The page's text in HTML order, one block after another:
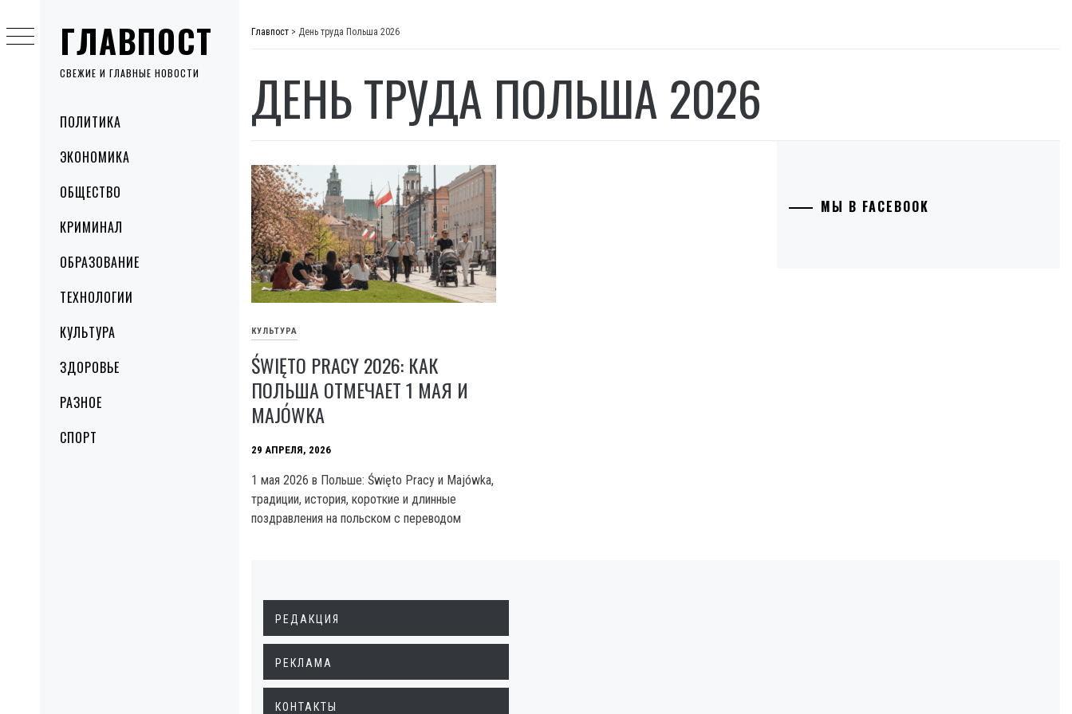
ГЛАВПОСТ
СВЕЖИЕ И ГЛАВНЫЕ НОВОСТИ
MenuПОЛИТИКА
ЭКОНОМИКА
ОБЩЕСТВО
КРИМИНАЛ
ОБРАЗОВАНИЕ
ТЕХНОЛОГИИ
КУЛЬТУРА
ЗДОРОВЬЕ
РАЗНОЕ
СПОРТ
to
content
Главпост > День труда Польша 2026
ДЕНЬ ТРУДА ПОЛЬША 2026
КУЛЬТУРА
ŚWIĘTO PRACY 2026: КАК
ПОЛЬША ОТМЕЧАЕТ 1 МАЯ И
MAJÓWKA
29 АПРЕЛЯ, 2026
1 мая 2026 в Польше: Święto Pracy и Majówka,
традиции, история, короткие и длинные
поздравления на польском с переводом
МЫ В FACEBOOK
РЕДАКЦИЯ
РЕКЛАМА
КОНТАКТЫ